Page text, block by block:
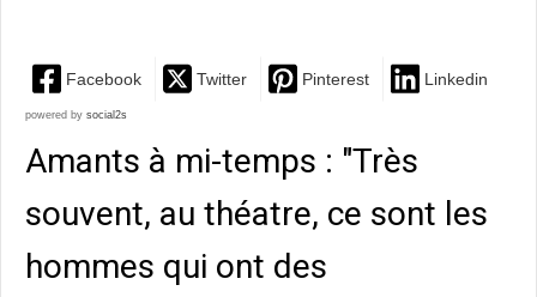
Facebook Twitter Pinterest Linkedin
powered by social2s
Amants à mi-temps : "Très
souvent, au théatre, ce sont les
hommes qui ont des